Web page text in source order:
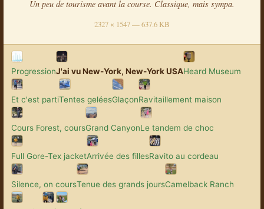
Un peu de tourisme avant la course. Classique, mais sympa.
2327 × 1547 — 637.6 KB
ProgressionJ'ai vu New-York, New-York USAHeard Museum
Et c'est partiTentes geléesGlaçonRavitaillement maison
Cours Forest, coursGrand CanyonLe tandem de choc
Full Gore-Tex jacketArrivée des fillesRavito au cordeau
Silence, on coursTenue des grands joursCamelback Ranch